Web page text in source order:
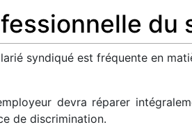
du
syndiqué est fréquente en
devra réparer
de discrimination.